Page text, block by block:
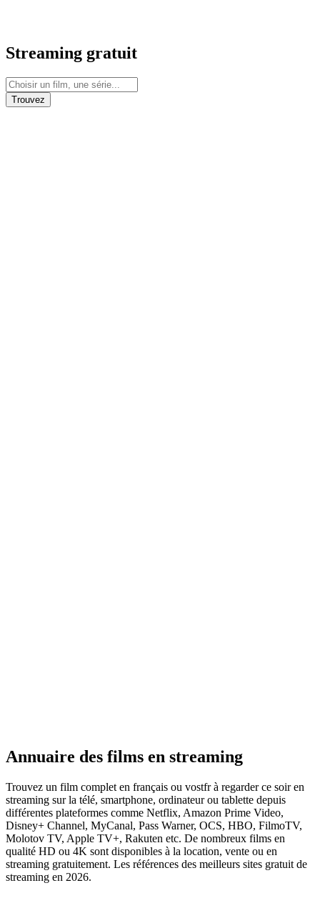
Streaming gratuit
Trouvez
Annuaire des films en streaming
Trouvez un film complet en français ou vostfr à regarder ce soir en
streaming sur la télé, smartphone, ordinateur ou tablette depuis
différentes plateformes comme Netflix, Amazon Prime Video,
Disney+ Channel, MyCanal, Pass Warner, OCS, HBO, FilmoTV,
Molotov TV, Apple TV+, Rakuten etc. De nombreux films en
qualité HD ou 4K sont disponibles à la location, vente ou en
streaming gratuitement. Les références des meilleurs sites gratuit de
streaming en 2026.